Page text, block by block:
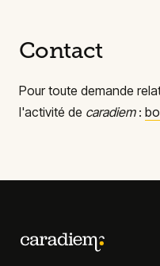
Contact
Pour toute demande
l'activité de caradiem: